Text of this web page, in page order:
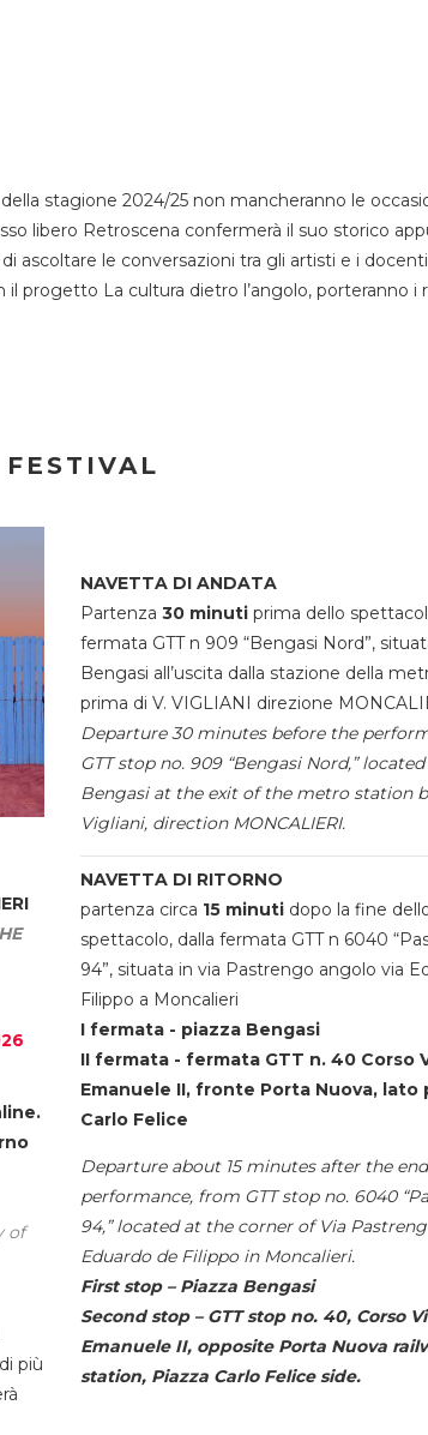
stagione 2024/25 non mancheranno le
libero Retroscena confermerà il suo storico
ascoltare le conversazioni tra gli artisti e i
il progetto La cultura dietro l’angolo,
of
più
NAVETTA DI ANDATA
Partenza 30 minuti prima dello
fermata GTT n 909 “Bengasi Nord”,
Bengasi all’uscita dalla stazione della
prima di V. VIGLIANI direzione
Departure 30 minutes before the
GTT stop no. 909 “Bengasi Nord,”
Bengasi at the exit of the metro station
Vigliani, direction MONCALIERI.
NAVETTA DI RITORNO
partenza circa 15 minuti dopo la fine
spettacolo, dalla fermata GTT n 6040
94”, situata in via Pastrengo angolo via
Filippo a Moncalieri
I fermata - piazza Bengasi
II fermata - fermata GTT n. 40 Corso
Emanuele II, fronte Porta Nuova, lato
Carlo Felice
Departure about 15 minutes after the
performance, from GTT stop no. 6040
94,” located at the corner of Via
Eduardo de Filippo in Moncalieri.
First stop – Piazza Bengasi
Second stop – GTT stop no. 40, Corso
Emanuele II, opposite Porta Nuova
station, Piazza Carlo Felice side.